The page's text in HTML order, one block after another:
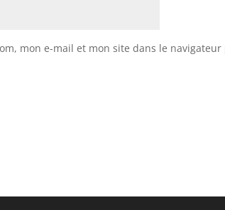
mon e-mail et mon site dans le